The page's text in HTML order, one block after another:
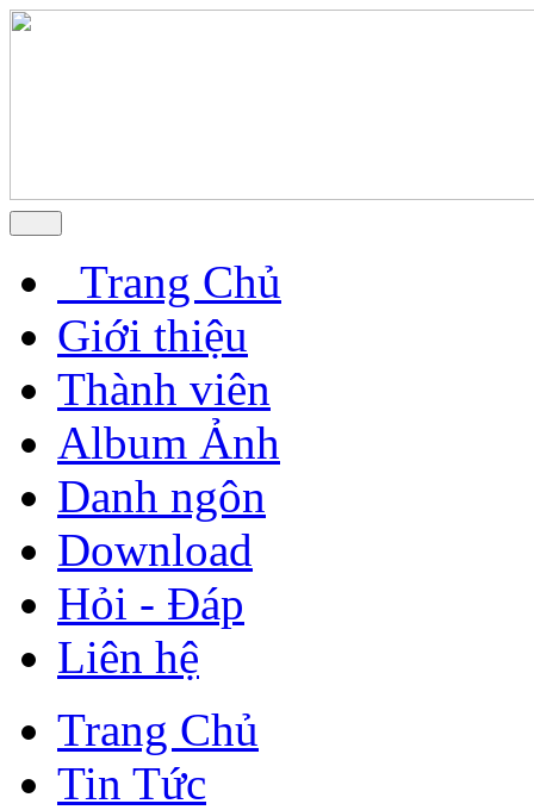
Trang Chủ
Giới thiệu
Thành viên
Album Ảnh
Danh ngôn
Download
Hỏi - Đáp
Liên hệ
Trang Chủ
Tin Tức